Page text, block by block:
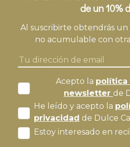
de un 10%
Al suscribirte obtendrás un
no acumulable con
Acepto la política
newsletter de
He leído y acepto la
privacidad de Dulce
Estoy interesado en